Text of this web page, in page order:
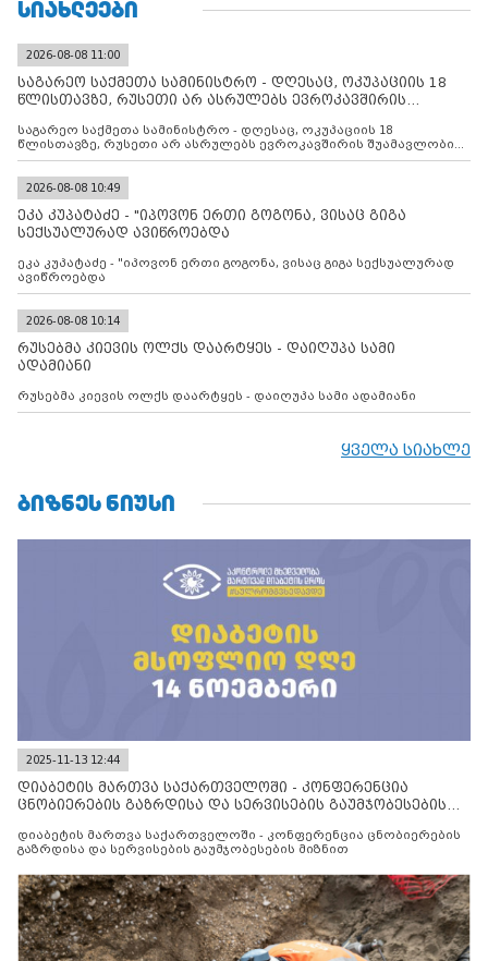
ᲡᲘᲐᲮᲚᲔᲔᲑᲘ
2026-08-08 11:00
საგარეო საქმეთა სამინისტრო - დღესაც, ოკუპაციის 18
წლისთავზე, რუსეთი არ ასრულებს ევროკავშირის
საგარეო საქმეთა სამინისტრო - დღესაც, ოკუპაციის 18
წლისთავზე, რუსეთი არ ასრულებს ევროკავშირის შუამავლობით
დადებულ 2008 წლის 12 აგვისტოს ცეცხლის შეწყვეტის
კონტროლს ოკუპირებულ რეგიონებში, აგრძელებს მათი
მილიტარიზაციის პროცესს და აქტიურად დგამს ნაბიჯებს მათი
ფაქტობრივი ანექსიისკენ
2026-08-08 10:49
ეკა კუპატაძე - "იპოვონ ერთი გოგონა, ვისაც გიგა
სექსუალურად ავიწროებდა
ეკა კუპატაძე - "იპოვონ ერთი გოგონა, ვისაც გიგა სექსუალურად
ავიწროებდა
2026-08-08 10:14
რუსებმა კიევის ოლქს დაარტყეს - დაიღუპა სამი
ადამიანი
რუსებმა კიევის ოლქს დაარტყეს - დაიღუპა სამი ადამიანი
ყველა სიახლე
ᲑᲘᲖᲜᲔᲡ ᲜᲘᲣᲡᲘ
2025-11-13 12:44
დიაბეტის მართვა საქართველოში - კონფერენცია
ცნობიერების გაზრდისა და სერვისების გაუმჯობესების
დიაბეტის მართვა საქართველოში - კონფერენცია ცნობიერების
გაზრდისა და სერვისების გაუმჯობესების მიზნით